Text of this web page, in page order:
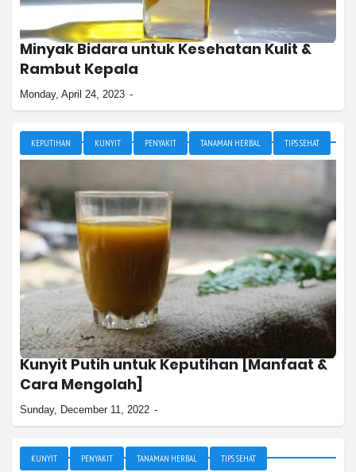
Minyak Bidara untuk Kesehatan Kulit &
Rambut Kepala
Monday, April 24, 2023
KEPUTIHAN KUNYIT PENYAKIT TANAMAN HERBAL TIPS SEHAT
Kunyit Putih untuk Keputihan [Manfaat &
Cara Mengolah]
Sunday, December 11, 2022
KUNYIT PENYAKIT TANAMAN HERBAL TIPS SEHAT